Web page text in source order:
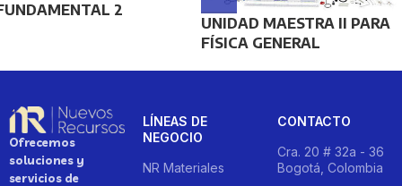
2
UNIDAD MAESTRA II PARA
FÍSICA GENERAL
Ofrecemos
soluciones y
servicios de
LÍNEAS DE
NEGOCIO
NR Materiales
CONTACTO
Cra. 20 # 32a - 36
Bogotá, Colombia